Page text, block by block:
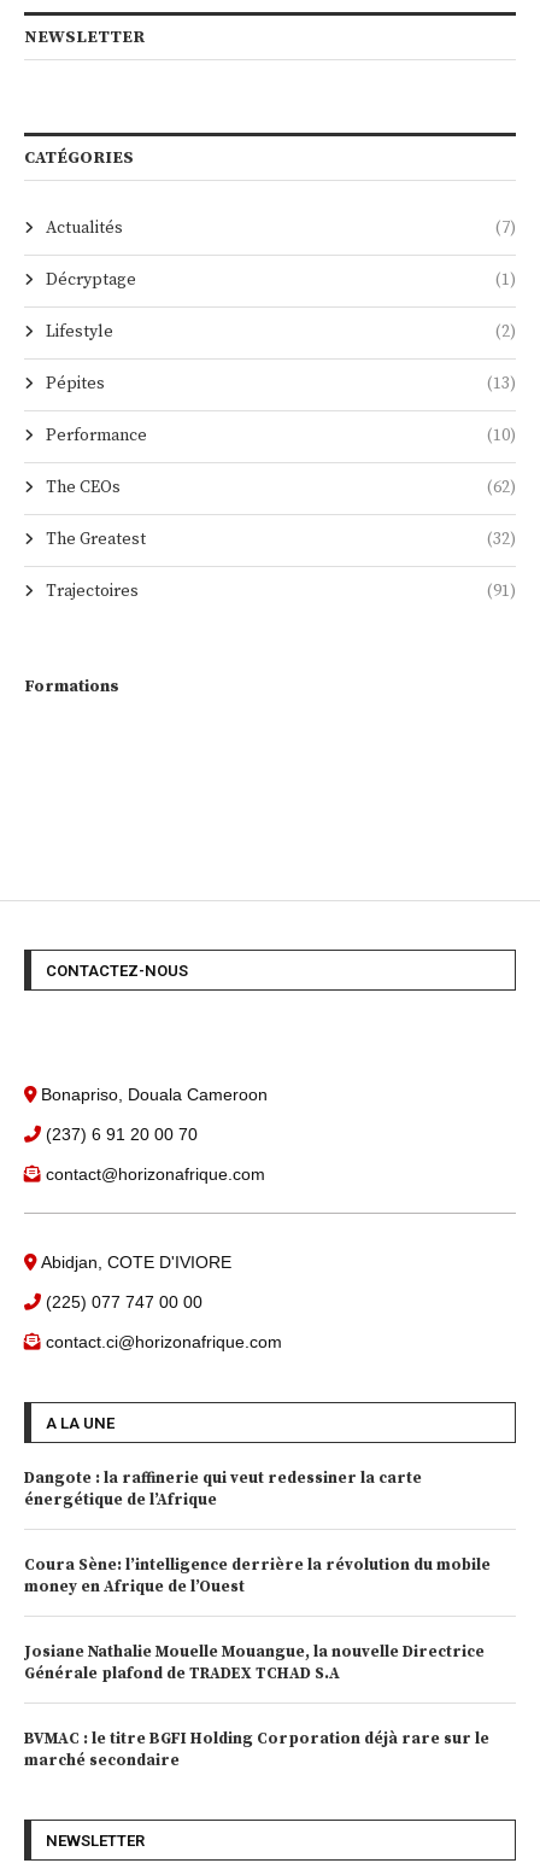
NEWSLETTER
CATÉGORIES
Actualités (7)
Décryptage (1)
Lifestyle (2)
Pépites (13)
Performance (10)
The CEOs (62)
The Greatest (32)
Trajectoires (91)
Formations
CONTACTEZ-NOUS
Bonapriso, Douala Cameroon
(237) 6 91 20 00 70
contact@horizonafrique.com
Abidjan, COTE D'IVIORE
(225) 077 747 00 00
contact.ci@horizonafrique.com
A LA UNE
Dangote : la raffinerie qui veut redessiner la carte
énergétique de l’Afrique
Coura Sène: l’intelligence derrière la révolution du mobile
money en Afrique de l’Ouest
Josiane Nathalie Mouelle Mouangue, la nouvelle Directrice
Générale plafond de TRADEX TCHAD S.A
BVMAC : le titre BGFI Holding Corporation déjà rare sur le
marché secondaire
NEWSLETTER